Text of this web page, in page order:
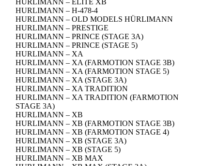
HURLIMANN – ELITE XB
HURLIMANN – H-478-4
HURLIMANN – OLD MODELS HÜRLIMANN
HURLIMANN – PRESTIGE
HURLIMANN – PRINCE (STAGE 3A)
HURLIMANN – PRINCE (STAGE 5)
HURLIMANN – XA
HURLIMANN – XA (FARMOTION STAGE 3B)
HURLIMANN – XA (FARMOTION STAGE 5)
HURLIMANN – XA (STAGE 3A)
HURLIMANN – XA TRADITION
HURLIMANN – XA TRADITION (FARMOTION
STAGE 3A)
HURLIMANN – XB
HURLIMANN – XB (FARMOTION STAGE 3B)
HURLIMANN – XB (FARMOTION STAGE 4)
HURLIMANN – XB (STAGE 3A)
HURLIMANN – XB (STAGE 5)
HURLIMANN – XB MAX